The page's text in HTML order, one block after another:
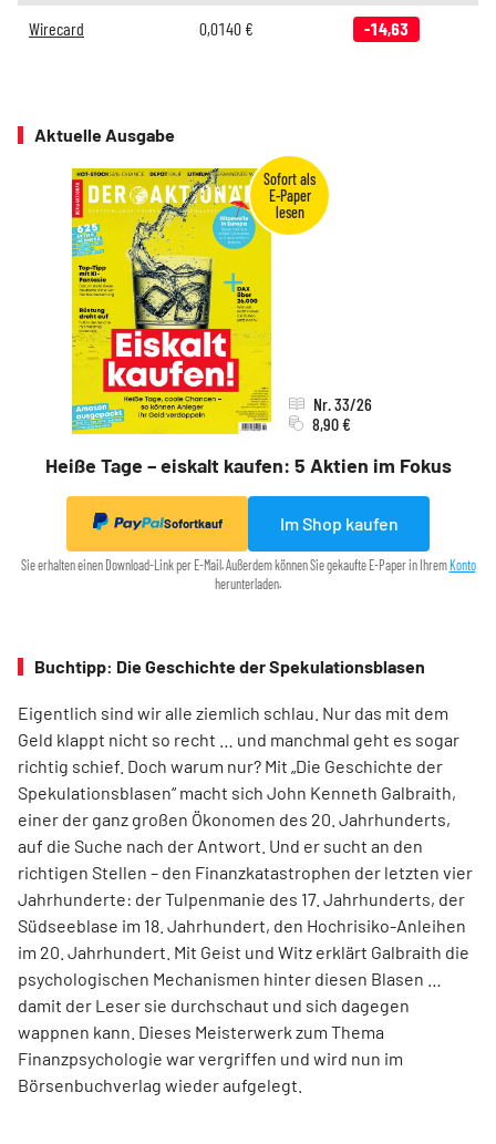
Wirecard 0,0140€ -14,63
Aktuelle Ausgabe
Heiße Tage – eiskalt kaufen: 5 Aktien im Fokus
Nr. 33/26
8,90 €
Sofortkauf Im Shop kaufen
Sie erhalten einen Download-Link per E-Mail. Außerdem können Sie gekaufte E-Paper in IhremKonto
herunterladen.
Buchtipp: Die Geschichte der Spekulationsblasen
Eigentlich sind wir alle ziemlich schlau. Nur das mit dem
Geld klappt nicht so recht … und manchmal geht es sogar
richtig schief. Doch warum nur? Mit „Die Geschichte der
Spekulationsblasen“ macht sich John Kenneth Galbraith,
einer der ganz großen Ökonomen des 20. Jahrhunderts,
auf die Suche nach der Antwort. Und er sucht an den
richtigen Stellen – den Finanz­katas­trophen der letzten vier
Jahrhunderte: der Tulpenmanie des 17. Jahrhunderts, der
Südseeblase im 18. Jahrhundert, den Hochrisiko-Anleihen
im 20. Jahrhundert. Mit Geist und Witz erklärt Gal­braith die
psychologischen Mechanismen hinter diesen Blasen …
damit der Leser sie durchschaut und sich dagegen
wappnen kann. Dieses Meisterwerk zum Thema
Finanzpsychologie war vergriffen und wird nun im
Börsenbuchverlag wieder aufgelegt.